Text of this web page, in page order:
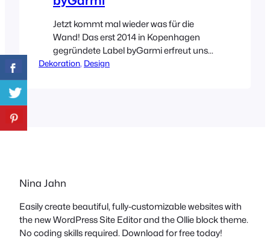
Jetzt kommt mal wieder was für die
Wand! Das erst 2014 in Kopenhagen
gegründete Label byGarmi erfreut uns
mit tollen Grafiken und Illustrationen, die
Dekoration, Design
Nina Jahn
Easily create beautiful, fully-customizable websites with
the new WordPress Site Editor and the Ollie block theme.
No coding skills required. Download for free today!